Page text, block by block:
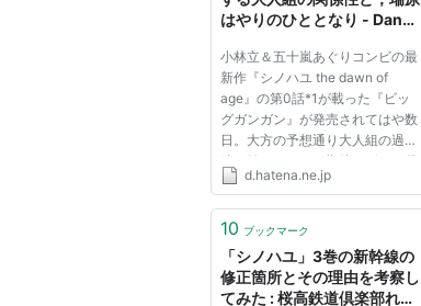
はやりのひととなり - Danas
小林立＆五十嵐あぐりコンビの最
新作『シノハユ the dawn of
age』の第0話*1が載った『ビッ
グガンガン』が発売されてはや数
日。大方の予想通り大人組の過去
編が始まるようで期待せざるを得
ません。ビッグガンガン2013年
クウェア・エニックス発売日:
品...
d.hatena.ne.jp
10 ブックマーク
「シノハユ」3巻の新幹線の
修正箇所とその理由を考察し
てみた : 桜高鉄道倶楽部れん